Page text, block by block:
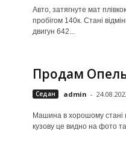
Авто, затягнуте мат
пробігом 140к. Стані
двигун 642...
Продам
Седан admin -
Машина в хорошому стані
кузову це видно на фото